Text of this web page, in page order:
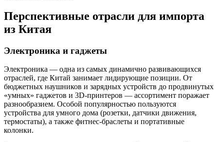
Перспективные отрасли для импорта
из Китая
Электроника и гаджеты
Электроника — одна из самых динамично развивающихся
отраслей, где Китай занимает лидирующие позиции. От
бюджетных наушников и зарядных устройств до продвинутых
«умных» гаджетов и 3D-принтеров — ассортимент поражает
разнообразием. Особой популярностью пользуются
устройства для умного дома (розетки, датчики движения,
термостаты), а также фитнес-браслеты и портативные
колонки.